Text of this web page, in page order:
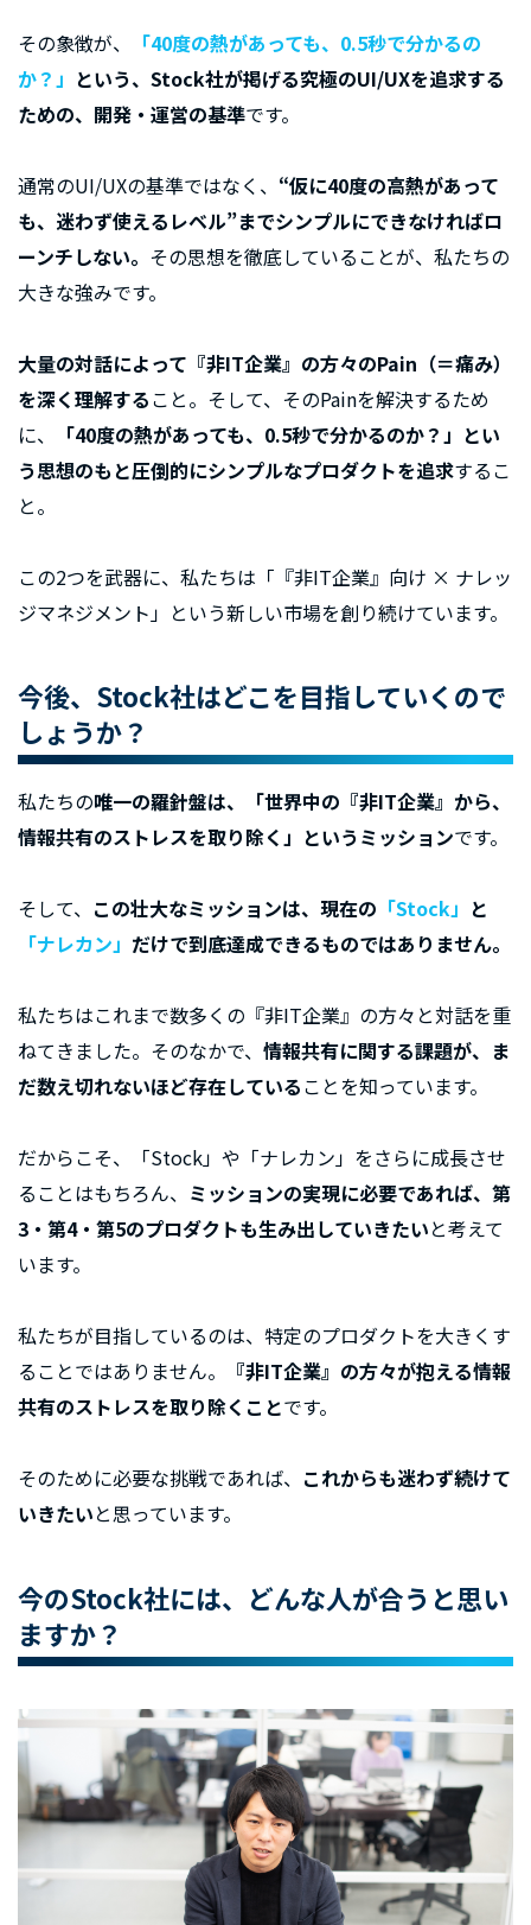
その象徴が、
「40度の熱があっても、0.5秒で分かるの
か？」 という、Stock社が掲げる究極のUI/UXを追求する
ための、開発・運営の基準です。
通常のUI/UXの基準ではなく、 “仮に40度の高熱があって
も、迷わず使えるレベル”までシンプルにできなければロ
ーンチしない。 その思想を徹底していることが、私たちの
大きな強みです。
大量の対話によって『非IT企業』の方々のPain（＝痛み）
を深く理解すること。そして、そのPainを解決するため
に、
「40度の熱があっても、0.5秒で分かるのか？」とい
う思想のもと圧倒的にシンプルなプロダクトを追求するこ
と。
この2つを武器に、私たちは「『非IT企業』向け × ナレッ
ジマネジメント」という新しい市場を創り続けています。
今後、Stock社はどこを目指していくので
しょうか？
私たちの唯一の羅針盤は、「世界中の『非IT企業』から、
情報共有のストレスを取り除く」というミッションです。
そして、 この壮大なミッションは、現在の 「Stock」 と
「ナレカン」 だけで到底達成できるものではありません。
私たちはこれまで数多くの『非IT企業』の方々と対話を重
ねてきました。そのなかで、 情報共有に関する課題が、ま
だ数え切れないほど存在していることを知っています。
だからこそ、「Stock」や「ナレカン」をさらに成長させ
ることはもちろん、 ミッションの実現に必要であれば、第
3・第4・第5のプロダクトも生み出していきたいと考えて
います。
私たちが目指しているのは、特定のプロダクトを大きくす
ることではありません。
『非IT企業』の方々が抱える情報
共有のストレスを取り除くことです。
そのために必要な挑戦であれば、 これからも迷わず続けて
いきたいと思っています。
今のStock社には、どんな人が合うと思い
ますか？